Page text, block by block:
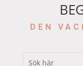
DEN